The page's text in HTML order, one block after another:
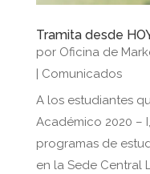
Tramita desde
por Oficina de
Comunicados
A los estudiantes
Académico 2020 –
programas de
en la Sede Central